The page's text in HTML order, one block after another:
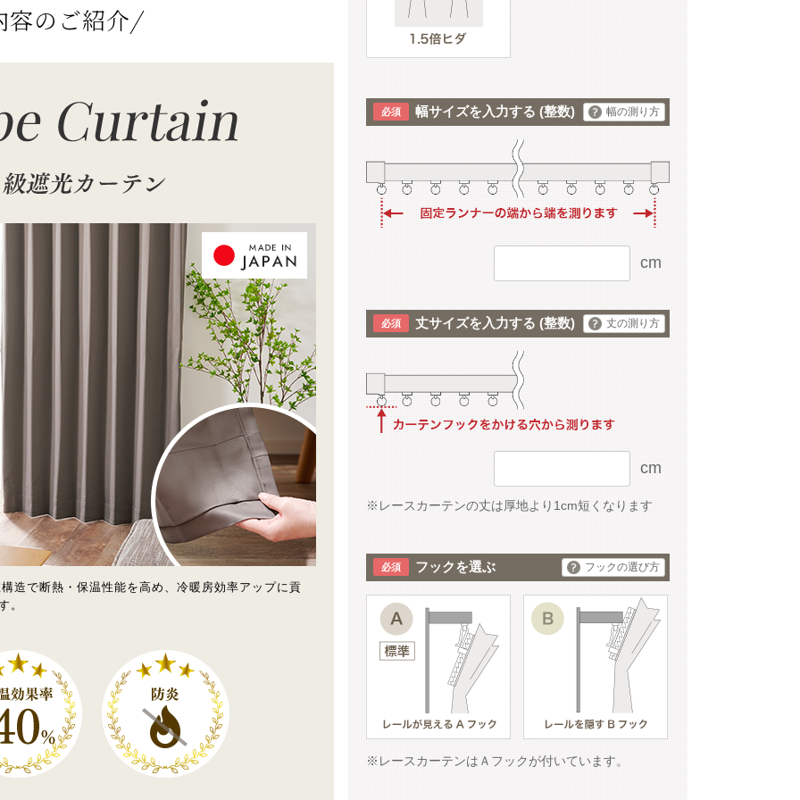
容のご紹介
造で断熱・保温性能を高め、冷暖房効率アップに貢
。
幅サイズを入力する (整数) 幅の測り方
cm
丈サイズを入力する (整数) 丈の測り方
cm
※レースカーテンの丈は厚地より1cm短くなります
フックを選ぶ フックの選び方
※レースカーテンはＡフックが付いています。